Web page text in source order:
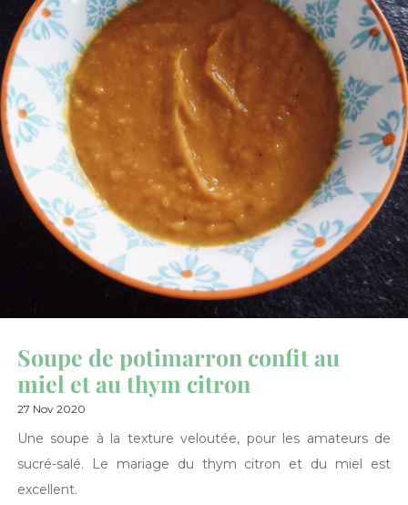
Soupe de potimarron confit au
miel et au thym citron
27 Nov 2020
Une soupe à la texture veloutée, pour les amateurs de
sucré-salé. Le mariage du thym citron et du miel est
excellent.